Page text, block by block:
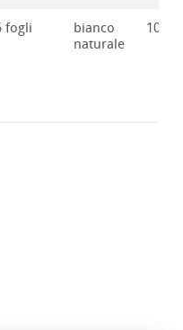
fogli
bianco
naturale